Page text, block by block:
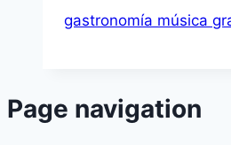
gastronomía música
Page navigation